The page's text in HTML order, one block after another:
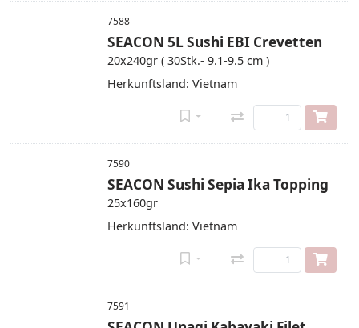
7588
SEACON 5L Sushi EBI Crevetten
20x240gr ( 30Stk.- 9.1-9.5 cm )
Herkunftsland: Vietnam
7590
SEACON Sushi Sepia Ika Topping
25x160gr
Herkunftsland: Vietnam
7591